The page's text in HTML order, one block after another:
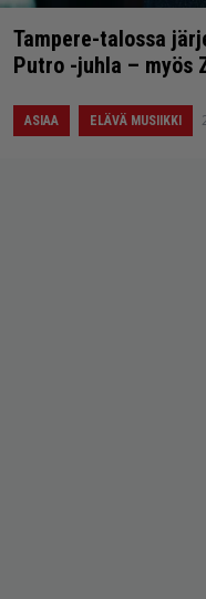
Tampere-talossa
Putro -juhla – myös
ASIAA ELÄVÄ MUSIIKKI